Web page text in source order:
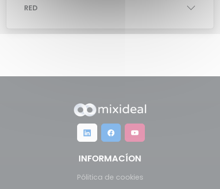
RED
INFORMACÍON
Pólitica de cookies